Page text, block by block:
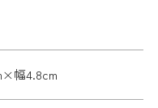
幅4.8cm